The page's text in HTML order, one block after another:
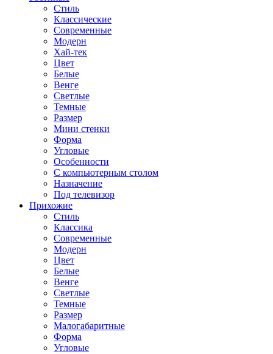
Стиль
Классические
Современные
Модерн
Хай-тек
Цвет
Белые
Венге
Светлые
Темные
Размер
Мини стенки
Форма
Угловые
Особенности
С компьютерным столом
Назначение
Под телевизор
Прихожие
Стиль
Классика
Современные
Модерн
Цвет
Белые
Венге
Светлые
Темные
Размер
Малогабаритные
Форма
Угловые